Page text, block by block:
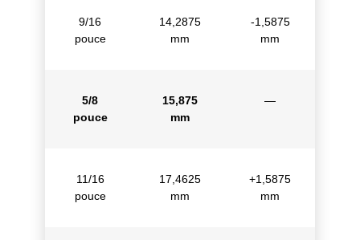
9/16
pouce
14,2875
mm
-1,5875
mm
5/8
pouce
15,875
mm
—
11/16
pouce
17,4625
mm
+1,5875
mm